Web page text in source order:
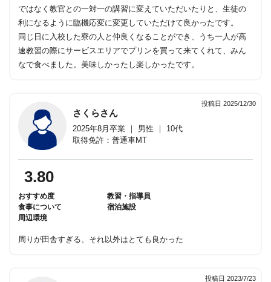
ではなく教官との一対一の講習に変えていただいたりと、生徒の
利になるように臨機応変に変更していただけて良かったです。
同じ日に入校した寮の人と仲良くなることができ、うち一人が高
速教習の際にサービスエリアでプリンを買って来てくれて、みん
なで食べました。美味しかったし楽しかったです。
投稿日 2025/12/30
さくらさん
2025年8月卒業 ｜ 男性 ｜ 10代
取得免許：普通車MT
3.80
おすすめ度
教習・指導員
食事について
宿泊施設
周辺環境
周りが田舎すぎる、それ以外はとても良かった
投稿日 2023/7/23